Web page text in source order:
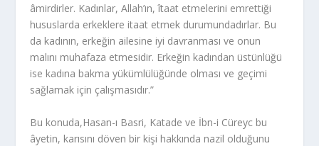
âmirdirler. Kadınlar, Allah’ın, îtaat etmelerini em­rettiği
hususlarda erkeklere itaat etmek durumundadırlar. Bu
da kadının, erkeğin ailesine iyi davranması ve onun
malını muhafaza etmesidir. Erkeğin kadından üs­tünlüğü
ise kadına bakma yükümlülüğünde olması ve geçimi
sağlamak için ça­lışmasıdır.”
Bu konuda,Hasan-ı Basri, Katade ve İbn-i Cüreyc bu
âyetin, karısını döven bir kişi hakkında nazil olduğunu